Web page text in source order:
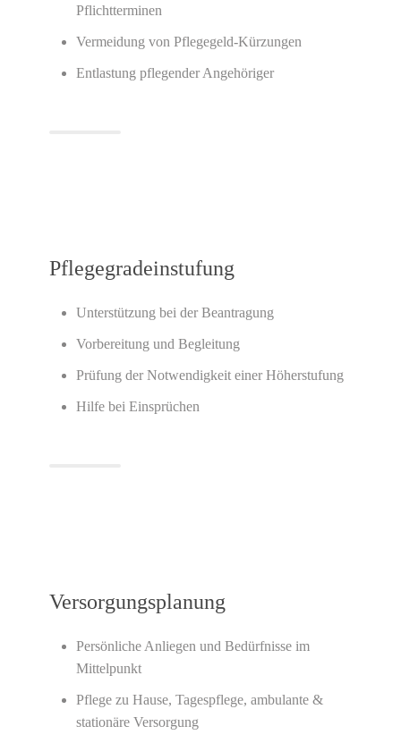
Pflichtterminen
Vermeidung von Pflegegeld-Kürzungen
Entlastung pflegender Angehöriger
Pflegegradeinstufung
Unterstützung bei der Beantragung
Vorbereitung und Begleitung
Prüfung der Notwendigkeit einer Höherstufung
Hilfe bei Einsprüchen
Versorgungsplanung
Persönliche Anliegen und Bedürfnisse im
Mittelpunkt
Pflege zu Hause, Tagespflege, ambulante &
stationäre Versorgung